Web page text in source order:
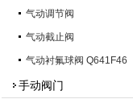
气动调节阀
气动截止阀
气动衬氟球阀 Q641F46
手动阀门